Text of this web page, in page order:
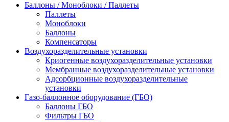
Баллоны / Моноблоки / Паллеты
Паллеты
Моноблоки
Баллоны
Компенсаторы
Воздухоразделительные установки
Криогенные воздухоразделительные установки
Мембранные воздухоразделительные установки
Адсорбционные воздухоразделительные
установки
Газо-баллонное оборудование (ГБО)
Баллоны ГБО
Фильтры ГБО